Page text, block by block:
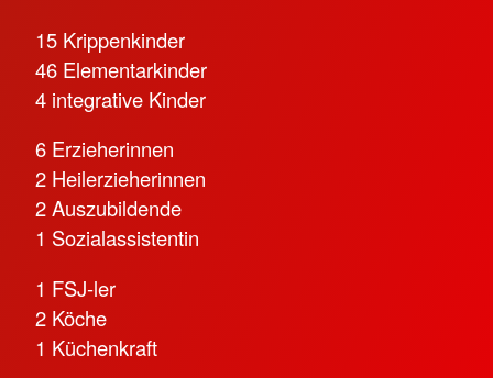
15 Krippenkinder
46 Elementarkinder
4 integrative Kinder
6 Erzieherinnen
2 Heilerzieherinnen
2 Auszubildende
1 Sozialassistentin
1 FSJ-ler
2 Köche
1 Küchenkraft